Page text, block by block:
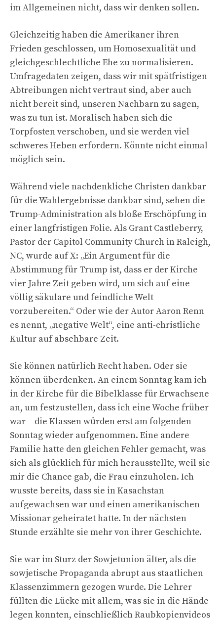
im Allgemeinen nicht, dass wir denken sollen.
Gleichzeitig haben die Amerikaner ihren
Frieden geschlossen, um Homosexualität und
gleichgeschlechtliche Ehe zu normalisieren.
Umfragedaten zeigen, dass wir mit spätfristigen
Abtreibungen nicht vertraut sind, aber auch
nicht bereit sind, unseren Nachbarn zu sagen,
was zu tun ist. Moralisch haben sich die
Torpfosten verschoben, und sie werden viel
schweres Heben erfordern. Könnte nicht einmal
möglich sein.
Während viele nachdenkliche Christen dankbar
für die Wahlergebnisse dankbar sind, sehen die
Trump-Administration als bloße Erschöpfung in
einer langfristigen Folie. Als Grant Castleberry,
Pastor der Capitol Community Church in Raleigh,
NC, wurde auf X: „Ein Argument für die
Abstimmung für Trump ist, dass er der Kirche
vier Jahre Zeit geben wird, um sich auf eine
völlig säkulare und feindliche Welt
vorzubereiten.“ Oder wie der Autor Aaron Renn
es nennt, „negative Welt“, eine anti-christliche
Kultur auf absehbare Zeit.
Sie können natürlich Recht haben. Oder sie
können überdenken. An einem Sonntag kam ich
in der Kirche für die Bibelklasse für Erwachsene
an, um festzustellen, dass ich eine Woche früher
war – die Klassen würden erst am folgenden
Sonntag wieder aufgenommen. Eine andere
Familie hatte den gleichen Fehler gemacht, was
sich als glücklich für mich herausstellte, weil sie
mir die Chance gab, die Frau einzuholen. Ich
wusste bereits, dass sie in Kasachstan
aufgewachsen war und einen amerikanischen
Missionar geheiratet hatte. In der nächsten
Stunde erzählte sie mehr von ihrer Geschichte.
Sie war im Sturz der Sowjetunion älter, als die
sowjetische Propaganda abrupt aus staatlichen
Klassenzimmern gezogen wurde. Die Lehrer
füllten die Lücke mit allem, was sie in die Hände
legen konnten, einschließlich Raubkopienvideos